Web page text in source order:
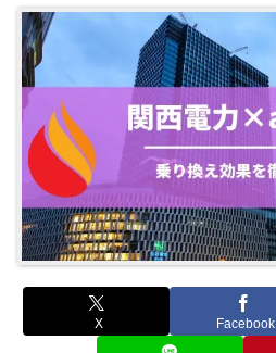
X Facebook